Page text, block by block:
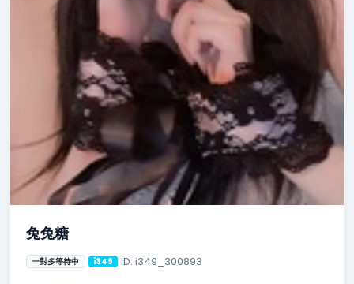
兔兔糖
一對多等待中 i349 ID: i349_300893